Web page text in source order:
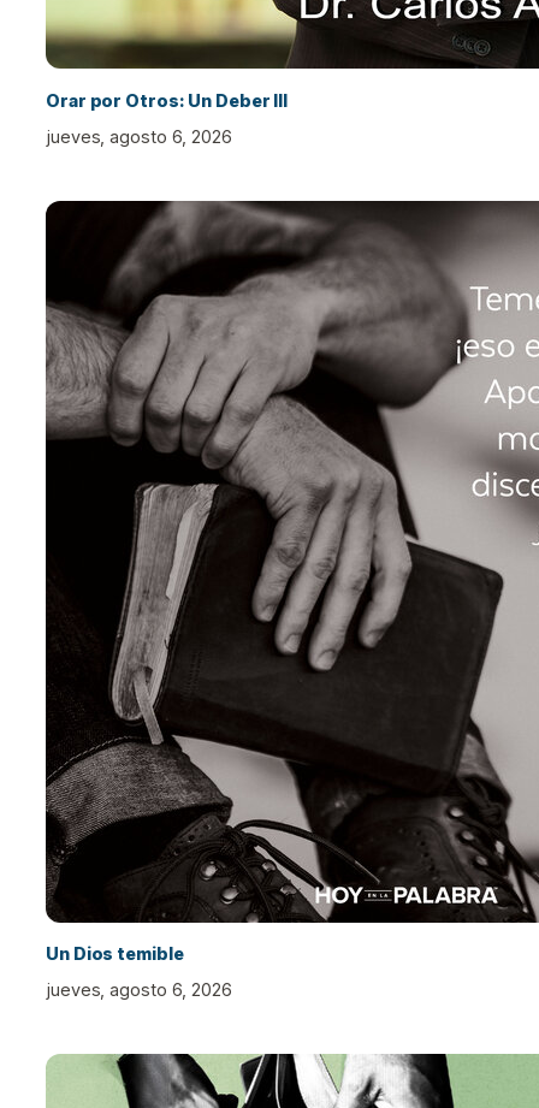
Orar por Otros: Un Deber III
jueves, agosto 6, 2026
Un Dios temible
jueves, agosto 6, 2026